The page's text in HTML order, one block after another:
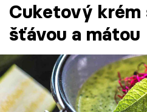
Témata
Recepty
Cuketový krém
šťávou a mátou